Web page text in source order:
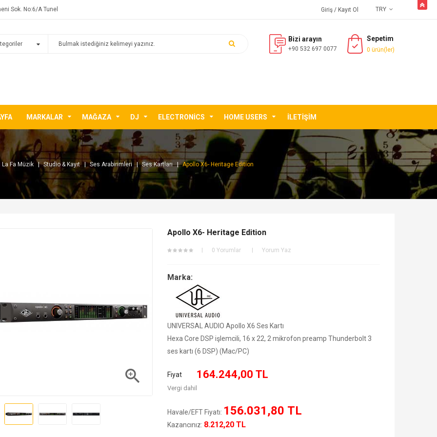
Sok. No:6/A Tunel TRY
Giriş / Kayıt Ol
Bizi arayın
+90 532 697 0077
Sepetim
0 ürün(ler)
MARKALAR MAĞAZA DJ ELECTRONICS HOME USERS İLETIŞIM
La Fa Müzik Studio & Kayıt Ses Arabirimleri Ses Kartları Apollo X6- Heritage Edition

Apollo X6- Heritage Edition
0 Yorumlar Yorum Yaz
Marka:
UNIVERSAL AUDIO Apollo X6 Ses Kartı
Hexa Core DSP işlemcili, 16 x 22, 2 mikrofon preamp Thunderbolt 3
ses kartı (6 DSP) (Mac/PC)
Fiyat 164.244,00 TL
Vergi dahil
Havale/EFT Fiyatı: 156.031,80 TL
Kazancınız: 8.212,20 TL